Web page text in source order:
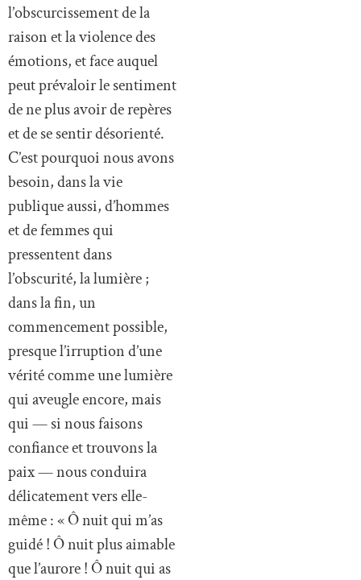
l’obscurcissement de la
raison et la violence des
émotions, et face auquel
peut prévaloir le sentiment
de ne plus avoir de repères
et de se sentir désorienté.
C’est pourquoi nous avons
besoin, dans la vie
publique aussi, d’hommes
et de femmes qui
pressentent dans
l’obscurité, la lumière ;
dans la fin, un
commencement possible,
presque l’irruption d’une
vérité comme une lumière
qui aveugle encore, mais
qui — si nous faisons
confiance et trouvons la
paix — nous conduira
délicatement vers elle-
même : « Ô nuit qui m’as
guidé ! Ô nuit plus aimable
que l’aurore ! Ô nuit qui as